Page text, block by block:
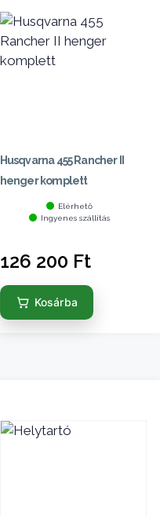
Husqvarna 455 Rancher II
henger komplett
Elérhető
Ingyenes szállítás
126 200 Ft
Kosárba